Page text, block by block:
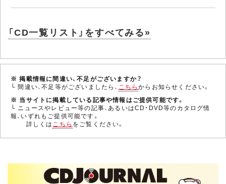
「CD一覧リスト」をすべてみる»
※ 掲載情報に間違い、不足がございますか？
└ 間違い、不足等がございましたら、 こちらからお知らせください。
※ 当サイトに掲載している記事や情報はご提供可能です。
└ ニュースやレビュー等の記事、あるいはCD・DVD等のカタログ情
報、いずれもご提供可能です。
詳しくはこちら をご覧ください。